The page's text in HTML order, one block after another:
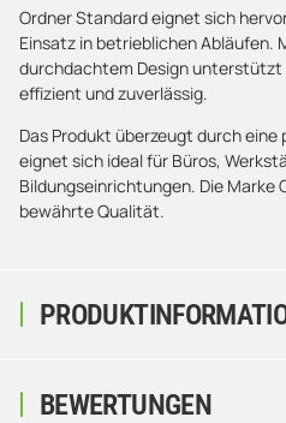
Ordner Standard eignet sich
Einsatz in betrieblichen Abläufen.
durchdachtem Design unterstützt
effizient und zuverlässig.
Das Produkt überzeugt durch
eignet sich ideal für Büros,
Bildungseinrichtungen. Die Marke
bewährte Qualität.
BEWERTUNGEN